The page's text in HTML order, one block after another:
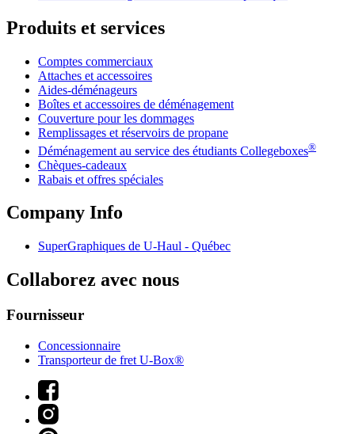
Produits et services
Comptes commerciaux
Attaches et accessoires
Aides-déménageurs
Boîtes et accessoires de déménagement
Couverture pour les dommages
Remplissages et réservoirs de propane
Déménagement au service des étudiants Collegeboxes®
Chèques-cadeaux
Rabais et offres spéciales
Company Info
SuperGraphiques de U-Haul - Québec
Collaborez avec nous
Fournisseur
Concessionnaire
Transporteur de fret U-Box®